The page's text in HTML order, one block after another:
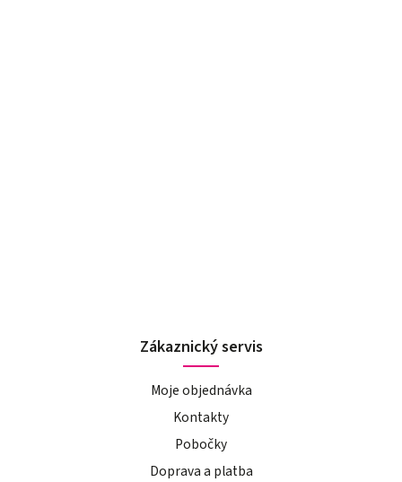
Zákaznický servis
Moje objednávka
Kontakty
Pobočky
Doprava a platba